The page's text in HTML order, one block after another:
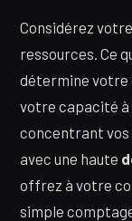
Considérez
ressources. Ce
détermine votre
votre capacité à
concentrant
avec une haute
offrez à votre
simple